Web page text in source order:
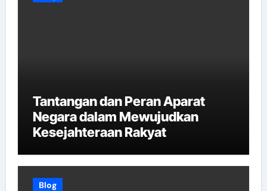
Tantangan dan Peran Aparat
Negara dalam Mewujudkan
Kesejahteraan Rakyat
Blog